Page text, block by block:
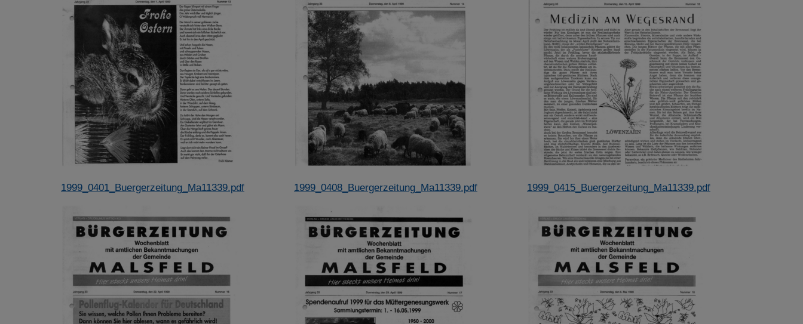
1999_0401_Buergerzeitung_Ma11339.pdf 1999_0408_Buergerzeitung_Ma11339.pdf 1999_0415_Buergerzeitung_Ma11339.pdf